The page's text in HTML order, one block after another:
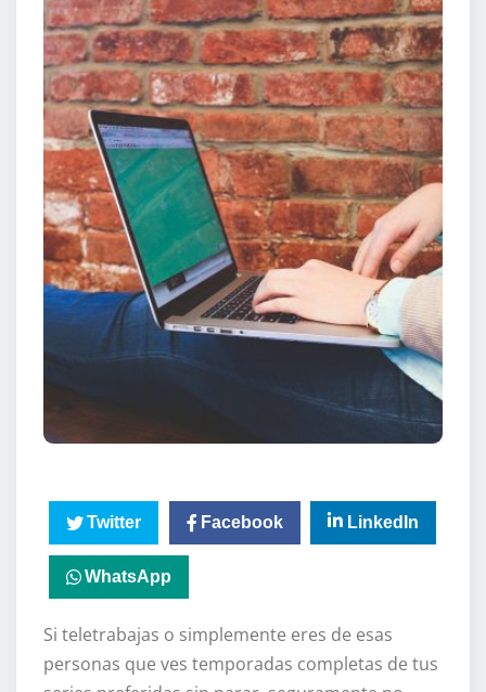
Twitter Facebook LinkedIn
WhatsApp
Si teletrabajas o simplemente eres de esas
personas que ves temporadas completas de tus